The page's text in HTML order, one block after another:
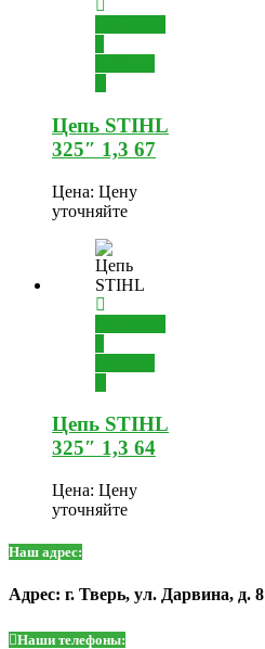
Цепь STIHL
325″ 1,3 67
Цена: Цену
уточняйте
Цепь STIHL
325″ 1,3 64
Цена: Цену
уточняйте
Наш адрес:
Адрес: г. Тверь, ул. Дарвина, д. 8
Наши телефоны: